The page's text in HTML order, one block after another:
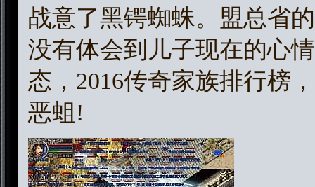
战意了黑锷蜘蛛。盟总省
没有体会到儿子现在的心
态，2016传奇家族排行榜
恶蛆!